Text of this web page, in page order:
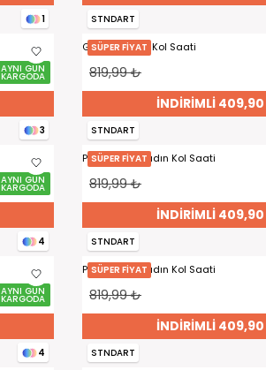
1
AYNI GÜN
KARGODA
SÜPER FİYAT
STNDART
Gümüş Kadın Kol Saati
819,99 ₺
İNDİRİMLİ
3
AYNI GÜN
KARGODA
SÜPER FİYAT
STNDART
Pudra Taşlı Kadın Kol Saati
819,99 ₺
İNDİRİMLİ
4
AYNI GÜN
KARGODA
SÜPER FİYAT
STNDART
Pudra Taşlı Kadın Kol Saati
819,99 ₺
İNDİRİMLİ
4 STNDART